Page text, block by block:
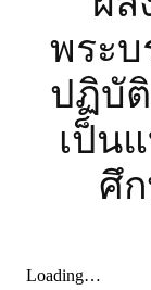
พระ
ปฏิบั
เป็น
ศึ